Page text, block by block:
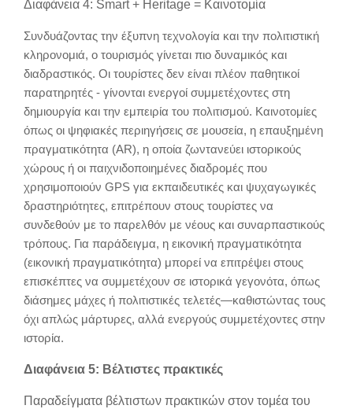
Διαφάνεια 4: Smart + Heritage = Καινοτομία
Συνδυάζοντας την έξυπνη τεχνολογία και την πολιτιστική
κληρονομιά, ο τουρισμός γίνεται πιο δυναμικός και
διαδραστικός. Οι τουρίστες δεν είναι πλέον παθητικοί
παρατηρητές - γίνονται ενεργοί συμμετέχοντες στη
δημιουργία και την εμπειρία του πολιτισμού. Καινοτομίες
όπως οι ψηφιακές περιηγήσεις σε μουσεία, η επαυξημένη
πραγματικότητα (AR), η οποία ζωντανεύει ιστορικούς
χώρους ή οι παιχνιδοποιημένες διαδρομές που
χρησιμοποιούν GPS για εκπαιδευτικές και ψυχαγωγικές
δραστηριότητες, επιτρέπουν στους τουρίστες να
συνδεθούν με το παρελθόν με νέους και συναρπαστικούς
τρόπους. Για παράδειγμα, η εικονική πραγματικότητα
(εικονική πραγματικότητα) μπορεί να επιτρέψει στους
επισκέπτες να συμμετέχουν σε ιστορικά γεγονότα, όπως
διάσημες μάχες ή πολιτιστικές τελετές—καθιστώντας τους
όχι απλώς μάρτυρες, αλλά ενεργούς συμμετέχοντες στην
ιστορία.
Διαφάνεια 5: Βέλτιστες πρακτικές
Παραδείγματα βέλτιστων πρακτικών στον τομέα του